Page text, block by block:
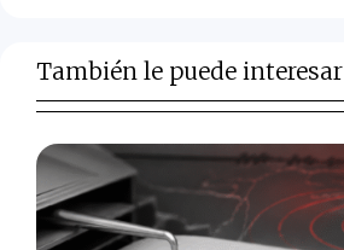
También le puede interesar